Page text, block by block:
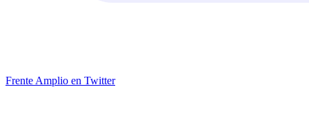
Frente Amplio en Twitter